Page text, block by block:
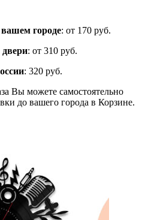
городе: от 170 руб.
: от 310 руб.
: 320 руб.
Вы можете самостоятельно
до вашего города в Корзине.